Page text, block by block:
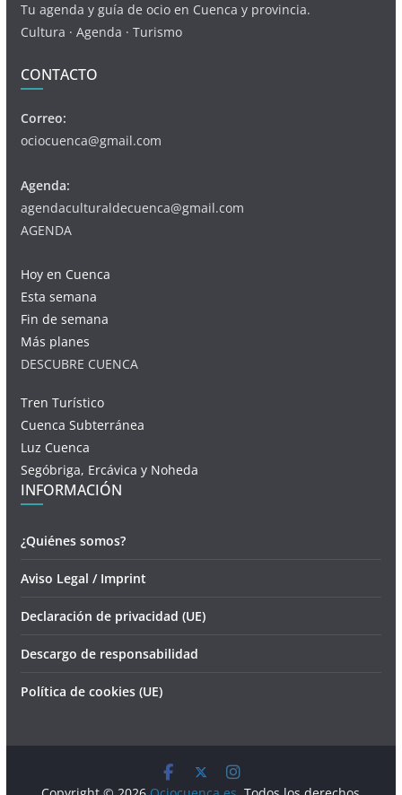
Tu agenda y guía de ocio en Cuenca y provincia.
Cultura · Agenda · Turismo
CONTACTO
Correo:
ociocuenca@gmail.com
Agenda:
agendaculturaldecuenca@gmail.com
AGENDA
Hoy en Cuenca
Esta semana
Fin de semana
Más planes
DESCUBRE CUENCA
Tren Turístico
Cuenca Subterránea
Luz Cuenca
Segóbriga, Ercávica y Noheda
INFORMACIÓN
¿Quiénes somos?
Aviso Legal / Imprint
Declaración de privacidad (UE)
Descargo de responsabilidad
Política de cookies (UE)